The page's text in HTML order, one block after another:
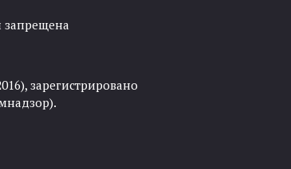
запрещена
зарегистрировано